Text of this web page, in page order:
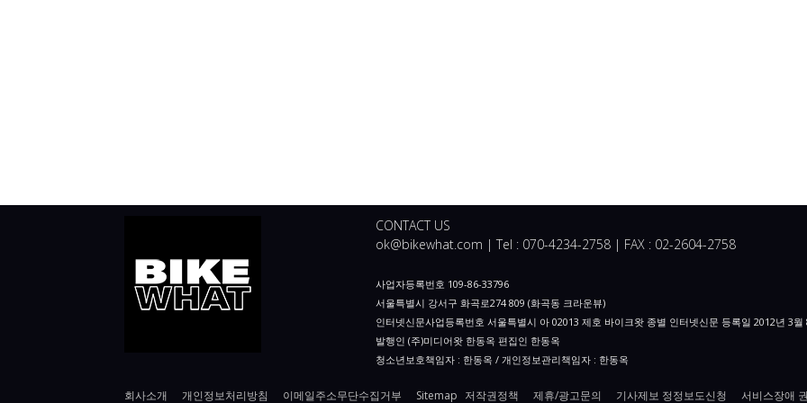
CONTACT US
ok@bikewhat.com | Tel : 070-4234-2758 | FAX : 02-2604-2758
사업자등록번호 109-86-33796
서울특별시 강서구 화곡로274 809 (화곡동 크라운뷰)
인터넷신문사업등록번호 서울특별시 아 02013 제호 바이크왓 종별 인터넷신문 등록일 2012년 3월
발행인 (주)미디어왓 한동옥 편집인 한동옥
청소년보호책임자 : 한동옥 / 개인정보관리책임자 : 한동옥
회사소개 개인정보처리방침 이메일주소무단수집거부 Sitemap 저작권정책 제휴/광고문의 기사제보 정정보도신청 서비스장애